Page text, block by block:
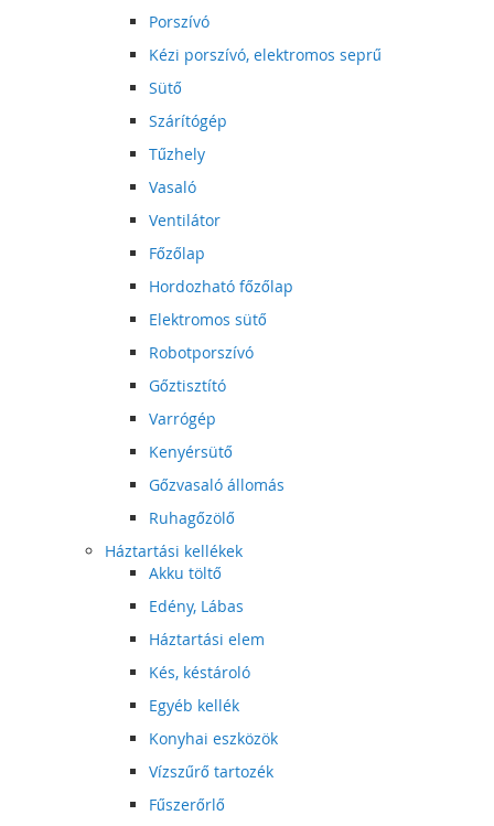
Porszívó
Kézi porszívó, elektromos seprű
Sütő
Szárítógép
Tűzhely
Vasaló
Ventilátor
Főzőlap
Hordozható főzőlap
Elektromos sütő
Robotporszívó
Gőztisztító
Varrógép
Kenyérsütő
Gőzvasaló állomás
Ruhagőzölő
Háztartási kellékek
Akku töltő
Edény, Lábas
Háztartási elem
Kés, késtároló
Egyéb kellék
Konyhai eszközök
Vízszűrő tartozék
Fűszerőrlő